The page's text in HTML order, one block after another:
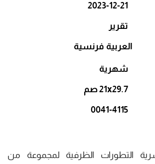
2023-12-21
تقرير
العربية فرنسية
شهرية
21x29.7 صم
0041-4115
التطورات الظرفية لمجموعة من